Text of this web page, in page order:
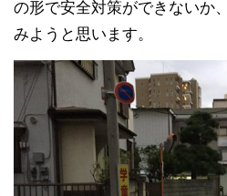
の形で安全対策ができないか
みようと思います。